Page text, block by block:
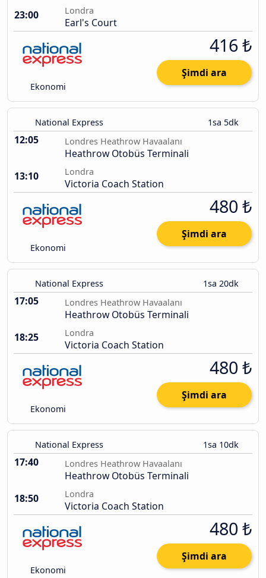
23:00
Londra
Earl's Court
Ekonomi
416 ₺
Şimdi ara
National Express 1sa 5dk
12:05 Londres Heathrow Havaalanı
Heathrow Otobüs Terminali
13:10
Londra
Victoria Coach Station
Ekonomi
480 ₺
Şimdi ara
National Express 1sa 20dk
17:05 Londres Heathrow Havaalanı
Heathrow Otobüs Terminali
18:25
Londra
Victoria Coach Station
Ekonomi
480 ₺
Şimdi ara
National Express 1sa 10dk
17:40 Londres Heathrow Havaalanı
Heathrow Otobüs Terminali
18:50
Londra
Victoria Coach Station
Ekonomi
480 ₺
Şimdi ara